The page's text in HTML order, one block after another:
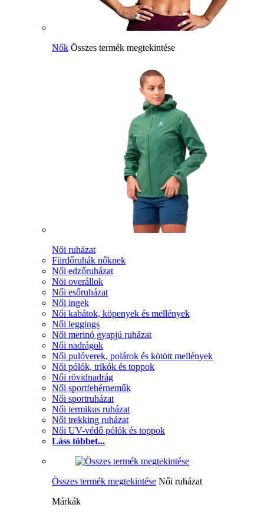
Nők Összes termék megtekintése
Női ruházat
Fürdőruhák nőknek
Női edzőruházat
Nöi overállok
Női esőruházat
Női ingek
Női kabátok, köpenyek és mellények
Női leggings
Női merinó gyapjú ruházat
Női nadrágok
Női pulóverek, polárok és kötött mellények
Női pólók, trikók és toppok
Női rövidnadrág
Női sportfehérneműk
Női sportruházat
Női termikus ruházat
Női trekking ruházat
Női UV-védő pólók és toppok
Láss többet...
Összes termék megtekintése Női ruházat
Márkák